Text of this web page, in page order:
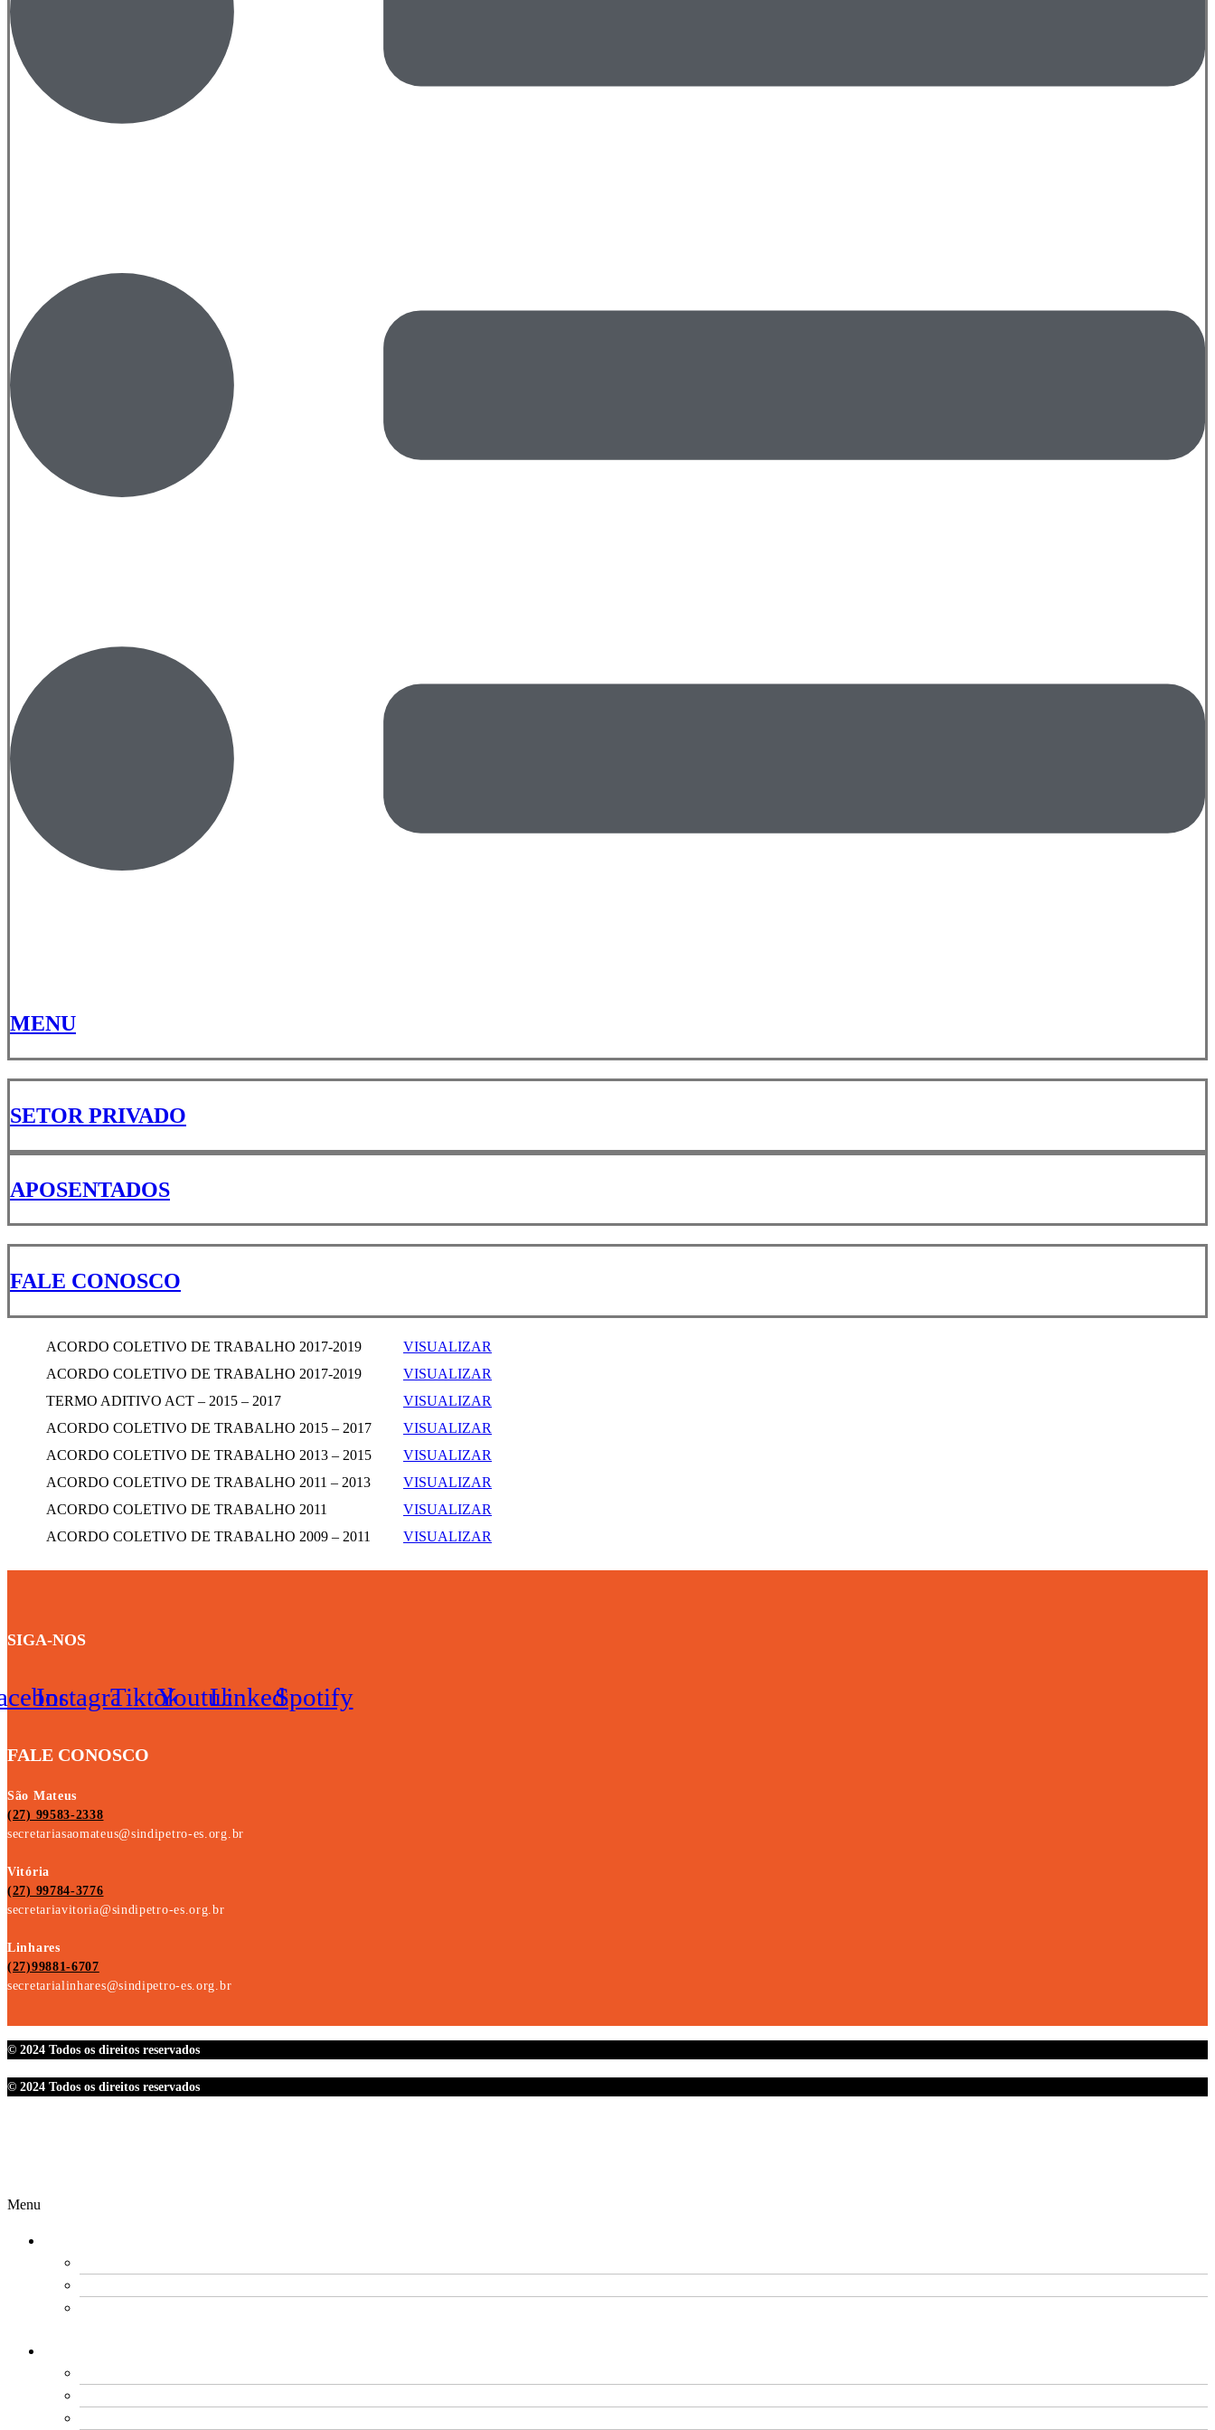
MENU
SETOR PRIVADO
APOSENTADOS
FALE CONOSCO
ACORDO COLETIVO DE TRABALHO 2017-2019
VISUALIZAR
ACORDO COLETIVO DE TRABALHO 2017-2019
VISUALIZAR
TERMO ADITIVO ACT – 2015 – 2017
VISUALIZAR
ACORDO COLETIVO DE TRABALHO 2015 – 2017
VISUALIZAR
ACORDO COLETIVO DE TRABALHO 2013 – 2015
VISUALIZAR
ACORDO COLETIVO DE TRABALHO 2011 – 2013
VISUALIZAR
ACORDO COLETIVO DE TRABALHO 2011
VISUALIZAR
ACORDO COLETIVO DE TRABALHO 2009 – 2011
VISUALIZAR
SIGA-NOS
InstagramTiktokYoutubeLinkedinSpotify
FALE CONOSCO
São Mateus
(27) 99583-2338
secretariasaomateus@sindipetro-es.org.br
Vitória
(27) 99784-3776
secretariavitoria@sindipetro-es.org.br
Linhares
(27)99881-6707
secretarialinhares@sindipetro-es.org.br
© 2024 Todos os direitos reservados
© 2024 Todos os direitos reservados
Menu